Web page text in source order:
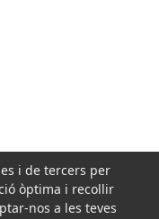
i de tercers per
òptima i recollir
nos a les teves